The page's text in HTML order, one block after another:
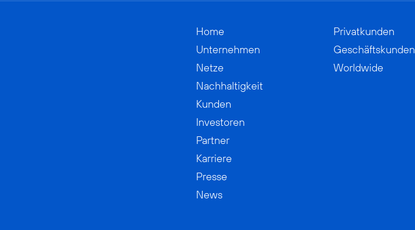
Home
Unternehmen
Netze
Nachhaltigkeit
Kunden
Investoren
Partner
Karriere
Presse
News
Privatkunden
Geschäftskunden
Worldwide